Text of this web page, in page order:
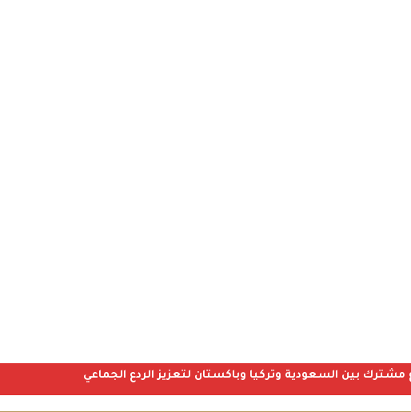
مشترك بين السعودية وتركيا وباكستان لتعزيز الردع الجماعي